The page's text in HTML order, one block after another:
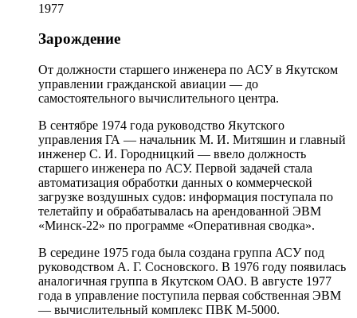
1977
Зарождение
От должности старшего инженера по АСУ в Якутском
управлении гражданской авиации — до
самостоятельного вычислительного центра.
В сентябре 1974 года руководство Якутского
управления ГА — начальник М. И. Митяшин и главный
инженер С. И. Городницкий — ввело должность
старшего инженера по АСУ. Первой задачей стала
автоматизация обработки данных о коммерческой
загрузке воздушных судов: информация поступала по
телетайпу и обрабатывалась на арендованной ЭВМ
«Минск-22» по программе «Оперативная сводка».
В середине 1975 года была создана группа АСУ под
руководством А. Г. Сосновского. В 1976 году появилась
аналогичная группа в Якутском ОАО. В августе 1977
года в управление поступила первая собственная ЭВМ
— вычислительный комплекс ПВК М-5000.